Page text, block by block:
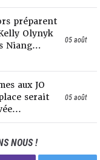
préparent
Olynyk
Niang…
05 août
aux JO
serait
05 août
NOUS !